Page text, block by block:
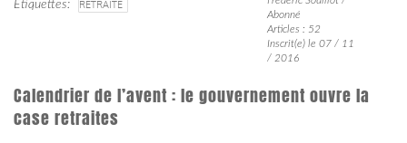
Étiquettes RETRAITE
Abonné
Articles : 52
Inscrit(e) le 07 / 11
/ 2016
Calendrier de l’avent : le gouvernement ouvre la
case retraites